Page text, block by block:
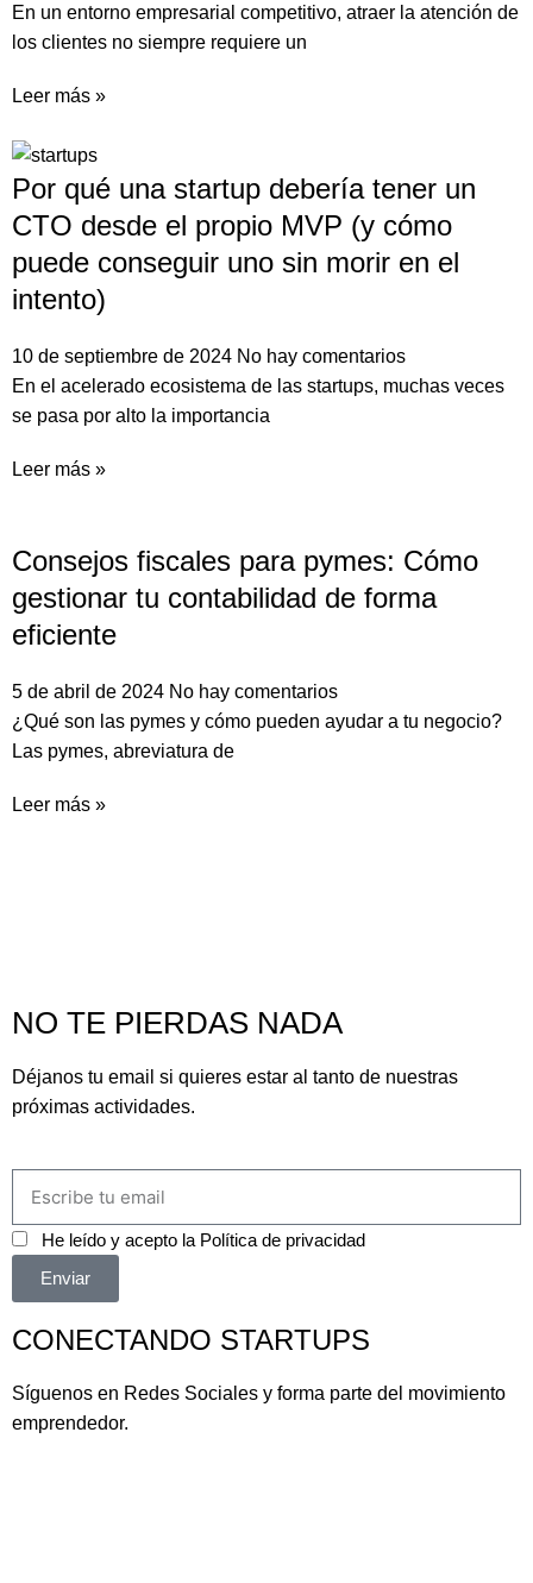
En un entorno empresarial competitivo, atraer la atención de
los clientes no siempre requiere un
Leer más »
Por qué una startup debería tener un
CTO desde el propio MVP (y cómo
puede conseguir uno sin morir en el
intento)
10 de septiembre de 2024 No hay comentarios
En el acelerado ecosistema de las startups, muchas veces
se pasa por alto la importancia
Leer más »
Consejos fiscales para pymes: Cómo
gestionar tu contabilidad de forma
eficiente
5 de abril de 2024 No hay comentarios
¿Qué son las pymes y cómo pueden ayudar a tu negocio?
Las pymes, abreviatura de
Leer más »
NO TE PIERDAS NADA
Déjanos tu email si quieres estar al tanto de nuestras
próximas actividades.
He leído y acepto la Política de privacidad
Enviar
CONECTANDO STARTUPS
Síguenos en Redes Sociales y forma parte del movimiento
emprendedor.